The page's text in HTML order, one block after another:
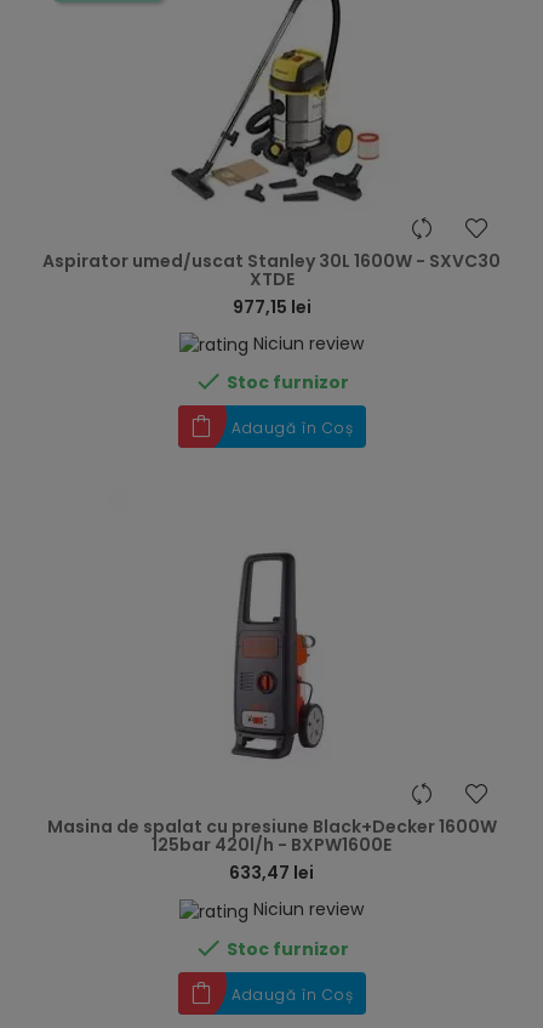
Aspirator umed/uscat Stanley 30L 1600W - SXVC30
XTDE
977,15 lei
Niciun review
 Stoc furnizor
Adaugă în Coș
Masina de spalat cu presiune Black+Decker 1600W
125bar 420l/h - BXPW1600E
633,47 lei
Niciun review
 Stoc furnizor
Adaugă în Coș